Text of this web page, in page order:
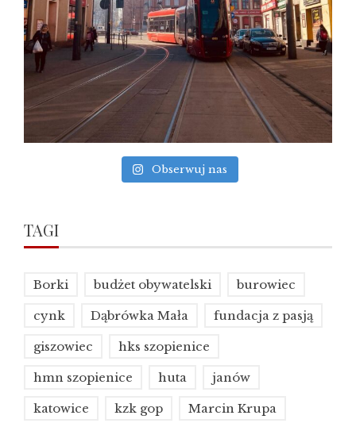
Obserwuj nas
TAGI
Borki budżet obywatelski burowiec
cynk Dąbrówka Mała fundacja z pasją
giszowiec hks szopienice
hmn szopienice huta janów
katowice kzk gop Marcin Krupa